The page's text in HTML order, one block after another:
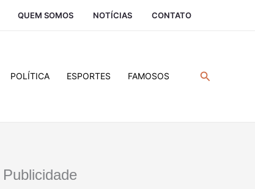
QUEM SOMOS NOTÍCIAS CONTATO
POLÍTICA ESPORTES FAMOSOS Pesquisar
Publicidade